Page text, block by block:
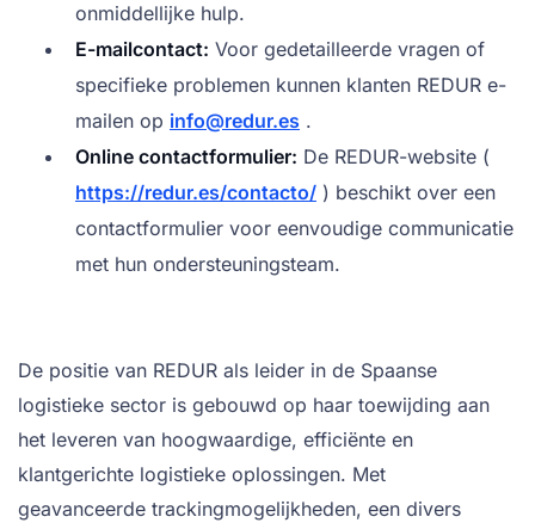
onmiddellijke hulp.
E-mailcontact: Voor gedetailleerde vragen of
specifieke problemen kunnen klanten REDUR e-
mailen op info@redur.es .
Online contactformulier: De REDUR-website (
https://redur.es/contacto/ ) beschikt over een
contactformulier voor eenvoudige communicatie
met hun ondersteuningsteam.
De positie van REDUR als leider in de Spaanse
logistieke sector is gebouwd op haar toewijding aan
het leveren van hoogwaardige, efficiënte en
klantgerichte logistieke oplossingen. Met
geavanceerde trackingmogelijkheden, een divers